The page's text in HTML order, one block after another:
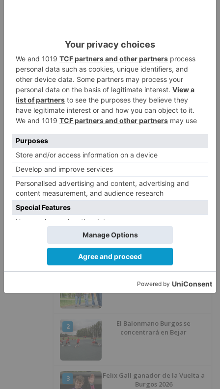
inicio de la senda peatonal y
3
Un hombre de 80 años resulta
herido en Burgos tras la colisión
entre un turismo y un camión
4
5
La Guardia Civil desmonta la
versión de un repartidor tras
desaparecer 3.256 euros
LO ÚLTIMO
1 Más ventajas con el carné 60 CYL
2
El Balonmano Burgos se
concentrará en Bejar
3
Felix Gall ganador de la Vuelta a
Burgos 2026